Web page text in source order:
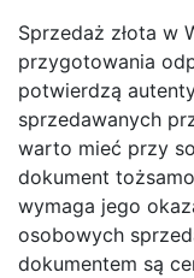
Sprzedaż złota w
przygotowania
potwierdzą
sprzedawanych
warto mieć przy
dokument
wymaga jego
osobowych
dokumentem są